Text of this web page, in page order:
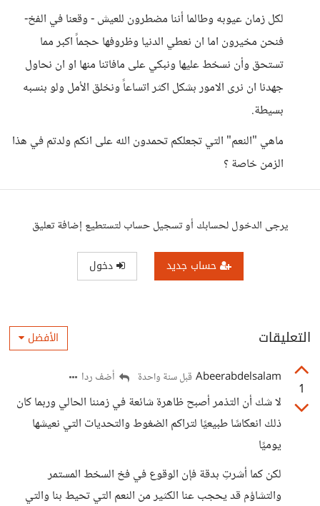
لكل زمان عيوبه وطالما أننا مضطرون للعيش - وقعنا في الفخ-
فنحن مخيرون اما ان نعطي الدنيا وظروفها حجماً اكبر مما
تستحق وأن نسخط عليها ونبكي على مافاتنا منها او ان نحاول
جهدنا ان نرى الامور بشكل اكثر اتساعاً ونخلق الأمل ولو بنسبه
بسيطة.
ماهي "النعم" التي تجعلكم تحمدون الله على انكم ولدتم في هذا
الزمن خاصة ؟
يرجى الدخول لحسابك أو تسجيل حساب لتستطيع إضافة تعليق
حساب جديد دخول
التعليقات الأفضل
1
Abeerabdelsalam قبل سنة واحدة أضف ردا
لا شك أن التذمر أصبح ظاهرة شائعة في زمننا الحالي وربما كان
ذلك انعكاسًا طبيعيًا لتراكم الضغوط والتحديات التي نعيشها
يوميًا
لكن كما أشرتِ بدقة فإن الوقوع في فخ السخط المستمر
والتشاؤم قد يحجب عنا الكثير من النعم التي تحيط بنا والتي